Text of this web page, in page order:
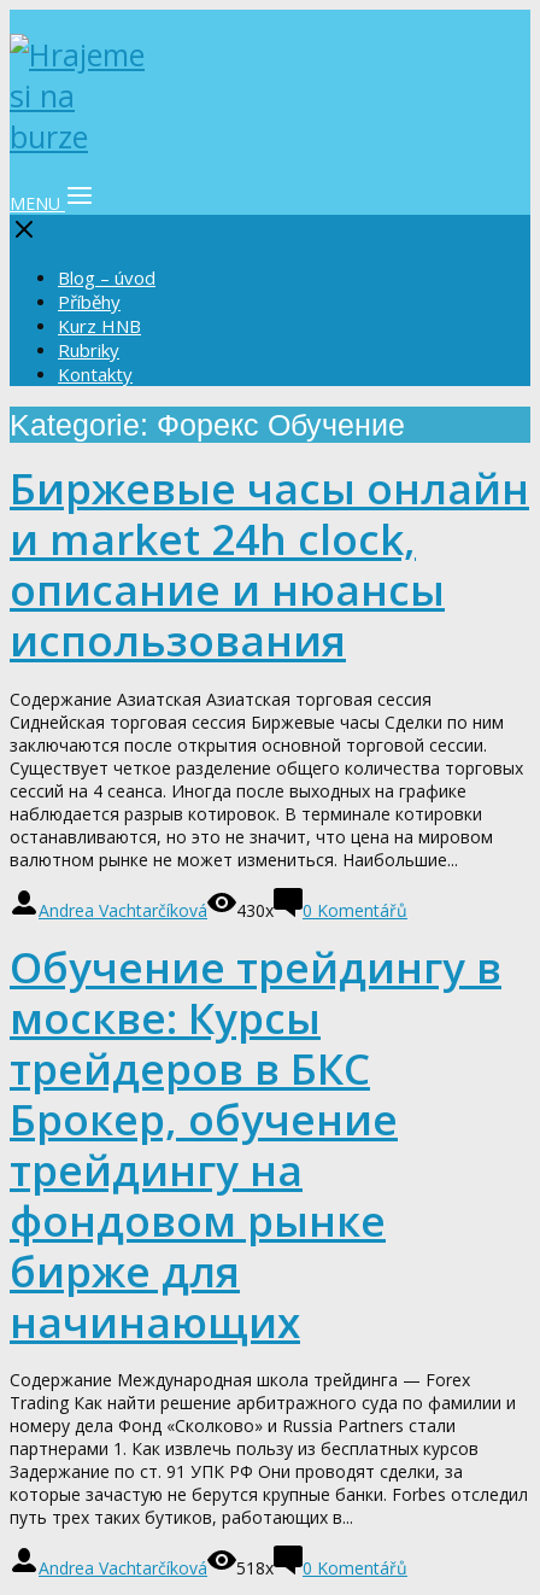
MENU
Blog – úvod
Příběhy
Kurz HNB
Rubriky
Kontakty
Kategorie: Форекс Обучение
Биржевые часы онлайн
и market 24h clock,
описание и нюансы
использования
Содержание Азиатская Азиатская торговая сессия
Сиднейская торговая сессия Биржевые часы Сделки по ним
заключаются после открытия основной торговой сессии.
Существует четкое разделение общего количества торговых
сессий на 4 сеанса. Иногда после выходных на графике
наблюдается разрыв котировок. В терминале котировки
останавливаются, но это не значит, что цена на мировом
валютном рынке не может измениться. Наибольшие...
Andrea Vachtarčíková 430x 0 Komentářů
Обучение трейдингу в
москве: Курсы
трейдеров в БКС
Брокер, обучение
трейдингу на
фондовом рынке
бирже для
начинающих
Содержание Международная школа трейдинга — Forex
Trading Как найти решение арбитражного суда по фамилии и
номеру дела Фонд «Сколково» и Russia Partners стали
партнерами 1. Как извлечь пользу из бесплатных курсов
Задержание по ст. 91 УПК РФ Они проводят сделки, за
которые зачастую не берутся крупные банки. Forbes отследил
путь трех таких бутиков, работающих в...
Andrea Vachtarčíková 518x 0 Komentářů